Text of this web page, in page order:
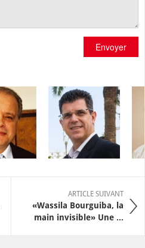
Envoyer
ARTICLE SUIVANT
«Wassila Bourguiba, la
main invisible» Une ...